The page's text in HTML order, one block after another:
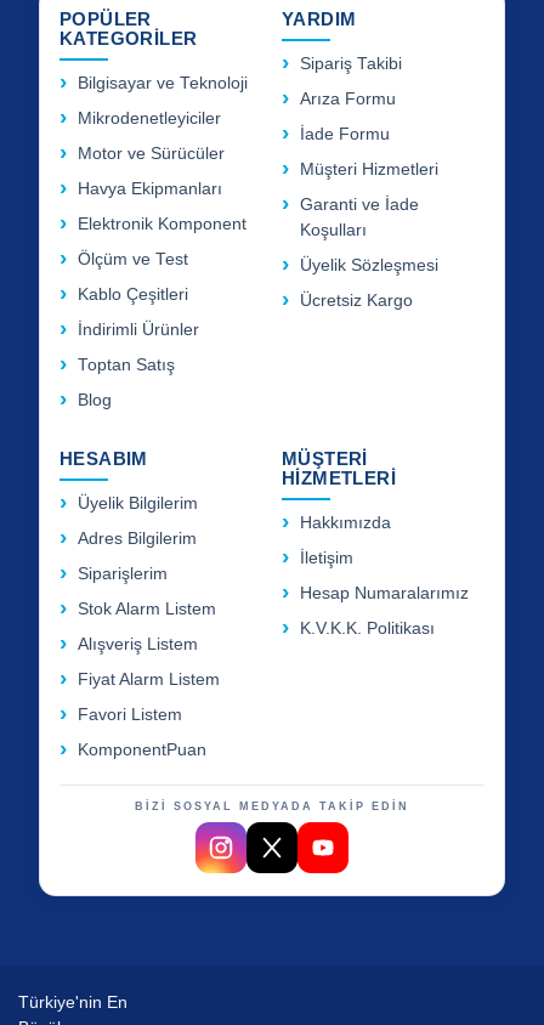
POPÜLER
KATEGORİLER
Bilgisayar ve Teknoloji
Mikrodenetleyiciler
Motor ve Sürücüler
Havya Ekipmanları
Elektronik Komponent
Ölçüm ve Test
Kablo Çeşitleri
İndirimli Ürünler
Toptan Satış
Blog
YARDIM
Sipariş Takibi
Arıza Formu
İade Formu
Müşteri Hizmetleri
Garanti ve İade
Koşulları
Üyelik Sözleşmesi
Ücretsiz Kargo
HESABIM
Üyelik Bilgilerim
Adres Bilgilerim
Siparişlerim
Stok Alarm Listem
Alışveriş Listem
Fiyat Alarm Listem
Favori Listem
KomponentPuan
MÜŞTERİ
HİZMETLERİ
Hakkımızda
İletişim
Hesap Numaralarımız
K.V.K.K. Politikası
BİZİ SOSYAL MEDYADA TAKİP EDİN
Türkiye'nin En